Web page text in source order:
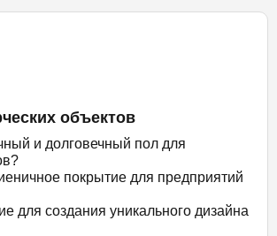
объектов
и долговечный пол для
покрытие для предприятий
для создания уникального дизайна